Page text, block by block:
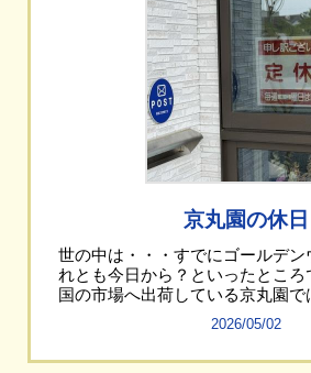
京丸園の休日
世の中は・・・すでにゴールデン
れとも今日から？といったところ
国の市場へ出荷している京丸園で
2026/05/02